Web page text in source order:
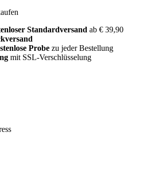
Standardversand ab € 39,90
Probe zu jeder Bestellung
mit SSL-Verschlüsselung